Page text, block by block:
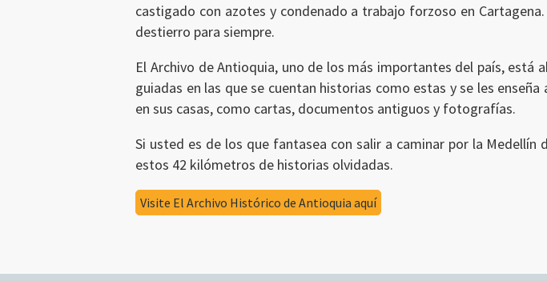
castigado con azotes y condenado a trabajo forzoso en
destierro para siempre.
El Archivo de Antioquia, uno de los más importantes del país, está
guiadas en las que se cuentan historias como estas y se les
en sus casas, como cartas, documentos antiguos y fotografías.
Si usted es de los que fantasea con salir a caminar por la
estos 42 kilómetros de historias olvidadas.
Visite El Archivo Histórico de Antioquia aquí